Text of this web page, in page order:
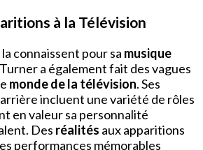
à la Télévision
connaissent pour sa musique
a également fait des vagues
monde de la télévision. Ses
incluent une variété de rôles
en valeur sa personnalité
Des réalités aux apparitions
performances mémorables